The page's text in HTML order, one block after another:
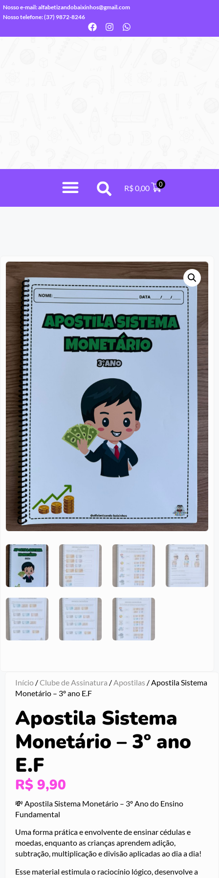
Nosso e-mail:alfabetizandobaixinhos@gmail.com
Nosso telefone: (37) 9872-8246
R$0,00 0
Início /Clube de Assinatura /Apostilas / Apostila Sistema
Monetário – 3º ano E.F
Apostila Sistema
Monetário – 3º ano
E.F
R$ 9,90
💸 Apostila Sistema Monetário – 3º Ano do Ensino
Fundamental
Uma forma prática e envolvente de ensinar cédulas e
moedas, enquanto as crianças aprendem adição,
subtração, multiplicação e divisão aplicadas ao dia a dia!
Esse material estimula o raciocínio lógico, desenvolve a